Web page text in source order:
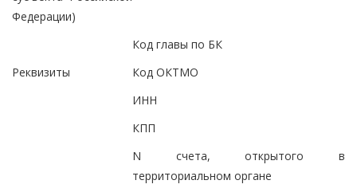
Федерации)
Код главы по БК
Реквизиты
Код ОКТМО
ИНН
КПП
N счета, открытого в
территориальном органе